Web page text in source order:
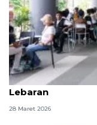
Omset UMKM di
Lebaran
28 Maret 2026